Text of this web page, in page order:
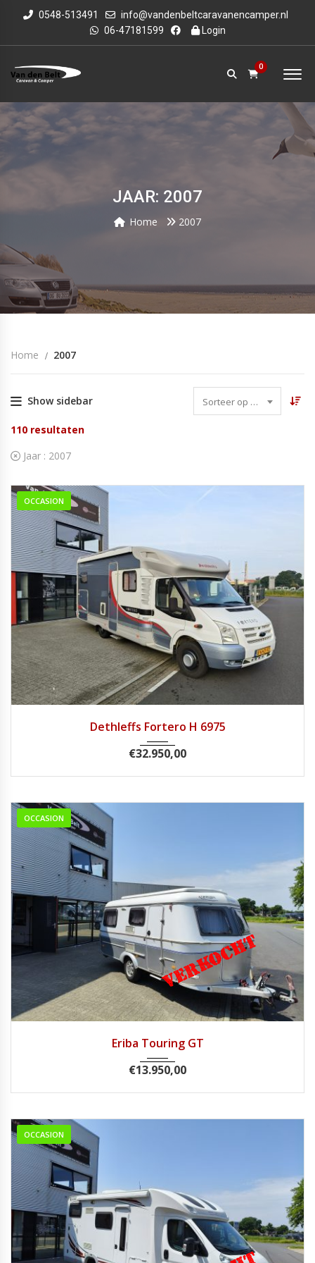
0548-513491
info@vandenbeltcaravanencamper.nl
06-47181599
Login
0
JAAR: 2007
Home 2007
Home 2007
Show sidebar Sorteer op datum
110 resultaten
Jaar : 2007
OCCASION
Dethleffs Fortero H 6975
€32.950,00
OCCASION
Eriba Touring GT
€13.950,00
OCCASION